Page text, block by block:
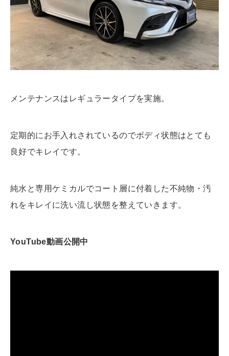
メンテナンスはレギュラータイプを実施。
定期的にお手入れされているのでボディ状態はとても
良好でキレイです。
純水と専用ケミカルでコート層に付着した不純物・汚
れをキレイに洗い流し状態を整えていきます。
YouTube動画公開中